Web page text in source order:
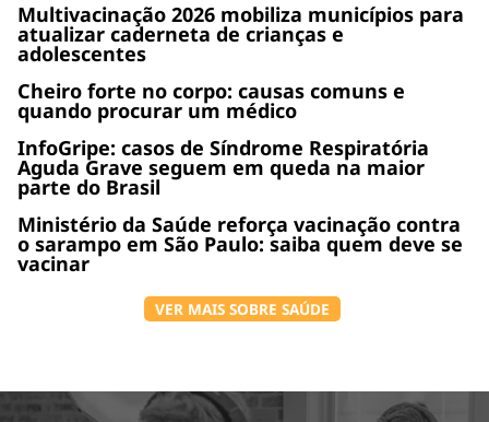
Multivacinação 2026 mobiliza municípios para
atualizar caderneta de crianças e
adolescentes
Cheiro forte no corpo: causas comuns e
quando procurar um médico
InfoGripe: casos de Síndrome Respiratória
Aguda Grave seguem em queda na maior
parte do Brasil
Ministério da Saúde reforça vacinação contra
o sarampo em São Paulo: saiba quem deve se
vacinar
VER MAIS SOBRE SAÚDE